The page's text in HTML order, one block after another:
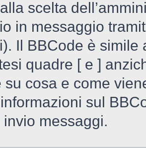
scelta
in messaggio
Il BBCode è simile
quadre [ e ]
su cosa e come
sul
messaggi.